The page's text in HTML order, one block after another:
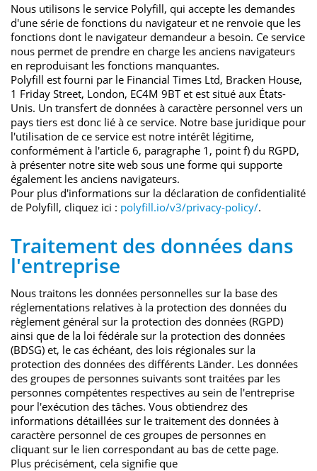
Nous utilisons le service Polyfill, qui accepte les demandes
d'une série de fonctions du navigateur et ne renvoie que les
fonctions dont le navigateur demandeur a besoin. Ce service
nous permet de prendre en charge les anciens navigateurs
en reproduisant les fonctions manquantes.
Polyfill est fourni par le Financial Times Ltd, Bracken House,
1 Friday Street, London, EC4M 9BT et est situé aux États-
Unis. Un transfert de données à caractère personnel vers un
pays tiers est donc lié à ce service. Notre base juridique pour
l'utilisation de ce service est notre intérêt légitime,
conformément à l'article 6, paragraphe 1, point f) du RGPD,
à présenter notre site web sous une forme qui supporte
également les anciens navigateurs.
Pour plus d'informations sur la déclaration de confidentialité
de Polyfill, cliquez ici : polyfill.io/v3/privacy-policy/.
Traitement des données dans
l'entreprise
Nous traitons les données personnelles sur la base des
réglementations relatives à la protection des données du
règlement général sur la protection des données (RGPD)
ainsi que de la loi fédérale sur la protection des données
(BDSG) et, le cas échéant, des lois régionales sur la
protection des données des différents Länder. Les données
des groupes de personnes suivants sont traitées par les
personnes compétentes respectives au sein de l'entreprise
pour l'exécution des tâches. Vous obtiendrez des
informations détaillées sur le traitement des données à
caractère personnel de ces groupes de personnes en
cliquant sur le lien correspondant au bas de cette page.
Plus précisément, cela signifie que